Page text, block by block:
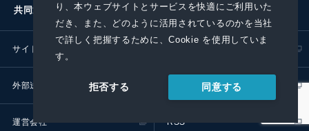
り、本ウェブサイトとサービスを快適にご利用いた
だき、また、どのように活用されているのかを当社
で詳しく把握するために、Cookie を使用していま
す。
拒否する 同意する
共同通信社グループ
サイトポリシー
外部送信ポリシー プレスリリース取扱基準
運営会社 RSS